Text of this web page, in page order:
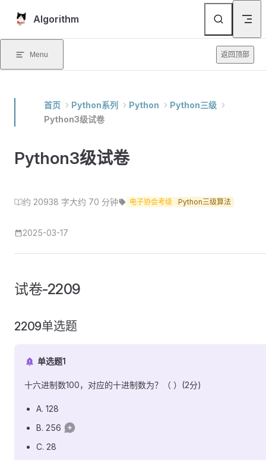
Skip to content
Algorithm
Menu 返回顶部
首页 Python系列 Python
Python三级
Python3级试卷
Python3级试卷
约 20938 字大约 70 分钟 电子协会考级 Python三级算法
2025-03-17
试卷-2209
2209单选题
单选题1
十六进制数100，对应的十进制数为？（ ）(2分)
A. 128
B. 256
C. 28